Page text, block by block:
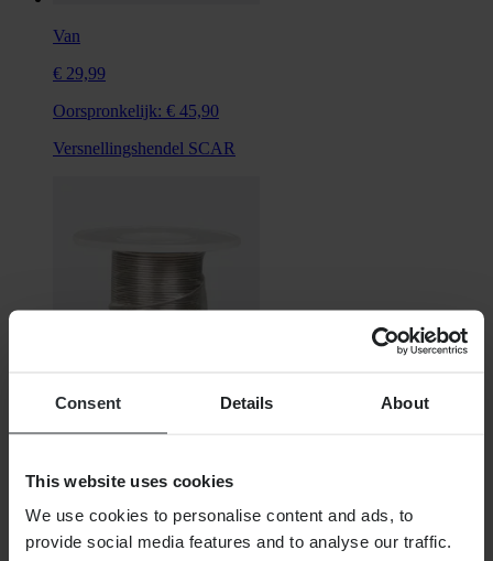
Consent Details About
This website uses cookies
We use cookies to personalise content and ads, to
provide social media features and to analyse our traffic.
Van
€ 29,99
Oorspronkelijk: € 45,90
Versnellingshendel SCAR
Vergrendelingsdraad Proworks